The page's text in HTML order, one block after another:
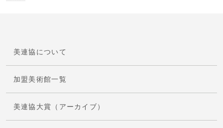
美連協について
加盟美術館一覧
美連協大賞（アーカイブ）